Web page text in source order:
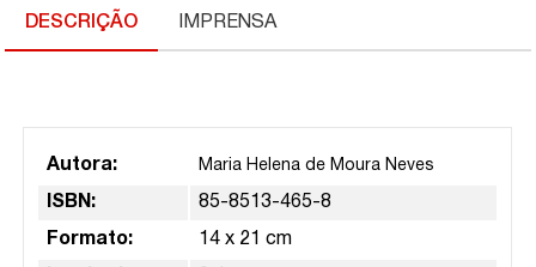
DESCRIÇÃO IMPRENSA
Autora: Maria Helena de Moura Neves
ISBN: 85-8513-465-8
Formato: 14 x 21 cm